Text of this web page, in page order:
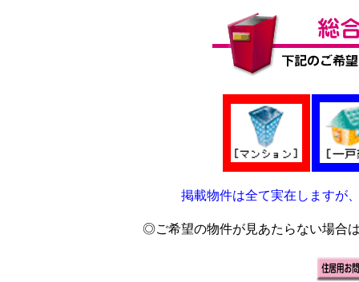
掲載物件は全て実在しますが
◎ご希望の物件が見あたらない場合